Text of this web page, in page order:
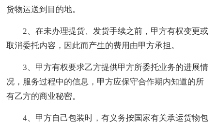
货物运送到目的地。
2、在未办理提货、发货手续之前，甲方有权变更或
取消委托内容，因此而产生的费用由甲方承担。
3、甲方有权要求乙方提供甲方所委托业务的进展情
况，服务过程中的信息，甲方应保守合作期内知道的所
有乙方的商业秘密。
4、甲方自己包装时，有义务按国家有关承运货物包